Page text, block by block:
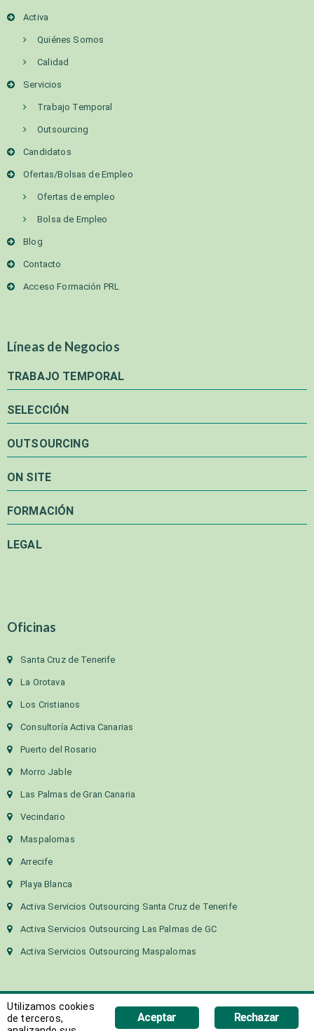
Activa
Quiénes Somos
Calidad
Servicios
Trabajo Temporal
Outsourcing
Candidatos
Ofertas/Bolsas de Empleo
Ofertas de empleo
Bolsa de Empleo
Blog
Contacto
Acceso Formación PRL
Líneas de Negocios
TRABAJO TEMPORAL
SELECCIÓN
OUTSOURCING
ON SITE
FORMACIÓN
LEGAL
Oficinas
Santa Cruz de Tenerife
La Orotava
Los Cristianos
Consultoría Activa Canarias
Puerto del Rosario
Morro Jable
Las Palmas de Gran Canaria
Vecindario
Maspalomas
Arrecife
Playa Blanca
Activa Servicios Outsourcing Santa Cruz de Tenerife
Activa Servicios Outsourcing Las Palmas de GC
Activa Servicios Outsourcing Maspalomas
Rechazar
Aceptar
Utilizamos cookies
de terceros,